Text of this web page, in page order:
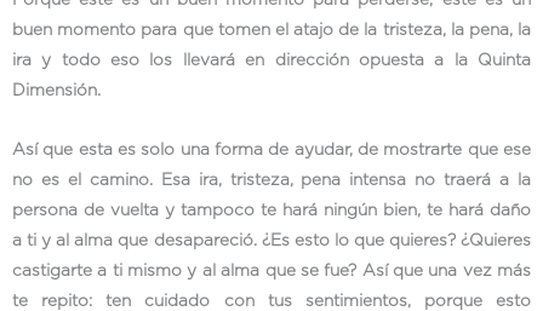
buen momento para que tomen el atajo de la tristeza, la pena, la
ira y todo eso los llevará en dirección opuesta a la Quinta
Dimensión.
Así que esta es solo una forma de ayudar, de mostrarte que ese
no es el camino. Esa ira, tristeza, pena intensa no traerá a la
persona de vuelta y tampoco te hará ningún bien, te hará daño
a ti y al alma que desapareció. ¿Es esto lo que quieres? ¿Quieres
castigarte a ti mismo y al alma que se fue? Así que una vez más
te repito: ten cuidado con tus sentimientos, porque esto